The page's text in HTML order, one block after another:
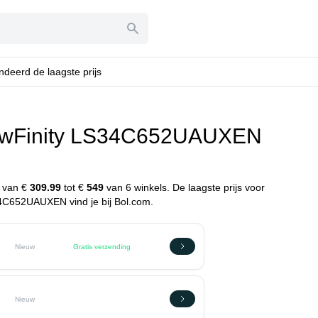
de laagste prijs
LS34C652UAUXEN
van € 309.99 tot € 549 van 6 winkels. De laagste prijs voor
vind je bij Bol.com.
Nieuw Gratis verzending
Nieuw